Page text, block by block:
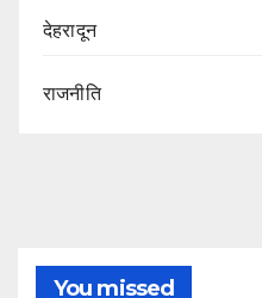
देहरादून
राजनीति
You missed